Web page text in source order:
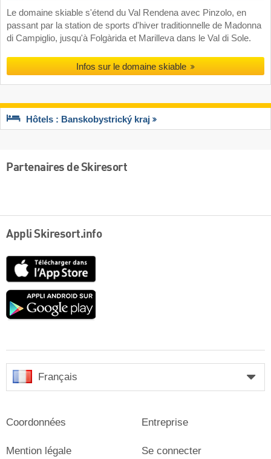
Le domaine skiable s'étend du Val Rendena avec Pinzolo, en
passant par la station de sports d'hiver traditionnelle de Madonna
di Campiglio, jusqu'à Folgàrida et Marilleva dans le Val di Sole.
Infos sur le domaine skiable
Hôtels : Banskobystrický kraj
Partenaires de Skiresort
Appli Skiresort.info
Google
Français
Coordonnées
Mention légale
Entreprise
Se connecter